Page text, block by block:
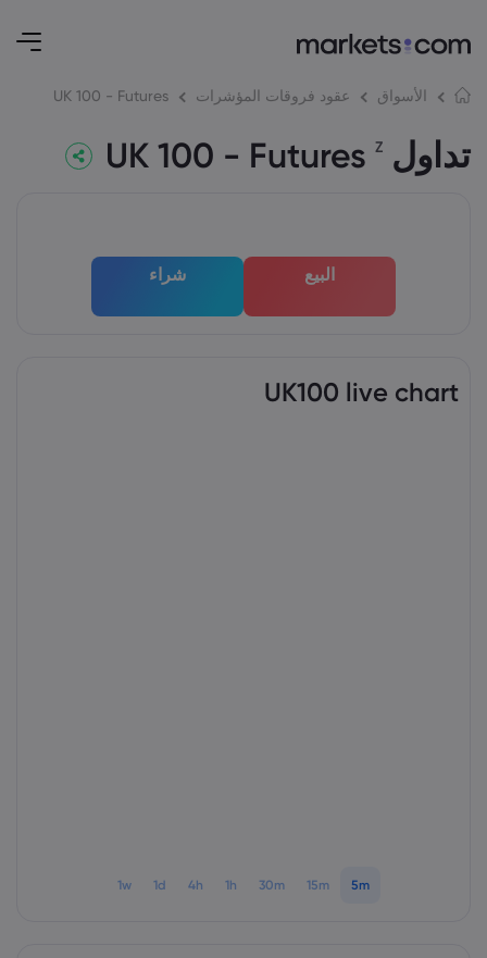
الأسواق عقود فروقات المؤشرات UK 100 - Futures
تداول UK 100 - Futures Z
البيع شراء
UK100 live chart
5m
15m
30m
1h
4h
1d
1w